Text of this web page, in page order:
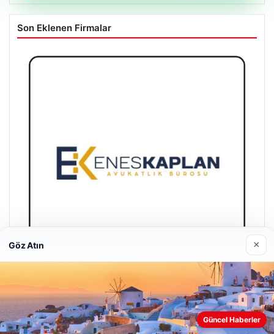
Son Eklenen Firmalar
Enes Kaplan Avukatlık Bürosu
28/04/2026
Web sitemizi nasıl kullandığınızı daha iyi anlayabilmek,
Göz Atın ×
Güncel Haberler